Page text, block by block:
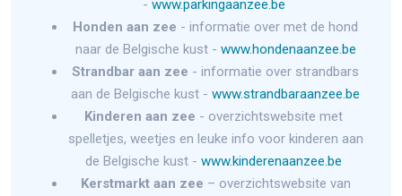
- www.parkingaanzee.be
Honden aan zee - informatie over met de hond
naar de Belgische kust - www.hondenaanzee.be
Strandbar aan zee - informatie over strandbars
aan de Belgische kust - www.strandbaraanzee.be
Kinderen aan zee - overzichtswebsite met
spelletjes, weetjes en leuke info voor kinderen aan
de Belgische kust - www.kinderenaanzee.be
Kerstmarkt aan zee – overzichtswebsite van